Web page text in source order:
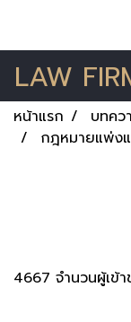
LAW
หน้าแรก บทคว
กฎหมายแพ่ง
4667 จำนวนผู้เข้า